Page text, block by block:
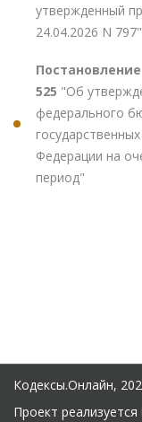
утвержденный
24.04.2026 N 797"
525 "Об
федерального
Федерации на
период"
Кодексы.Онлайн,
Проект